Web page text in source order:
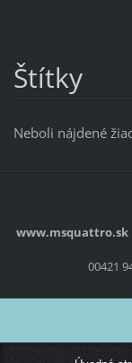
Štítky
Neboli nájdené
www.msquattro.sk
00421